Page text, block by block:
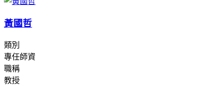
黃國哲
類別
專任師資
職稱
教授